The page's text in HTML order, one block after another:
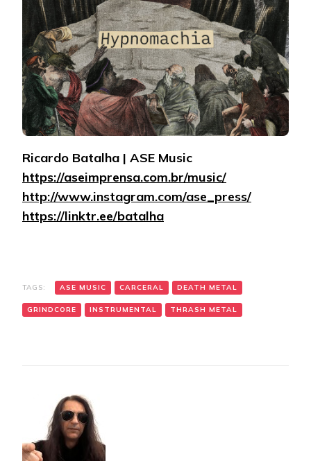
Ricardo Batalha | ASE Music
https://aseimprensa.com.br/music/
http://www.instagram.com/ase_press/
https://linktr.ee/batalha
TAGS: ASE MUSIC CARCERAL DEATH METAL
GRINDCORE INSTRUMENTAL THRASH METAL